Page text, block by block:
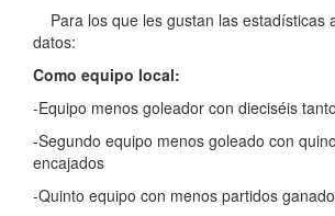
Para los que les gustan las estadísticas
datos:
Como equipo local:
-Equipo menos goleador con dieciséis
-Segundo equipo menos goleado con
encajados
-Quinto equipo con menos partidos